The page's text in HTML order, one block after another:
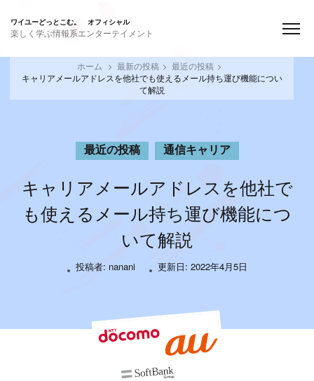
ワイユーどっとこむ。 オフィシャル
楽しく学ぶ情報系エンターテイメント
ホーム 最新の投稿
最近の投稿
キャリアメールアドレスを他社でも使えるメール持ち運び機能につい
て解説
最近の投稿 通信キャリア
キャリアメールアドレスを他社で
も使えるメール持ち運び機能につ
いて解説
投稿者: nanani 更新日: 2022年4月5日